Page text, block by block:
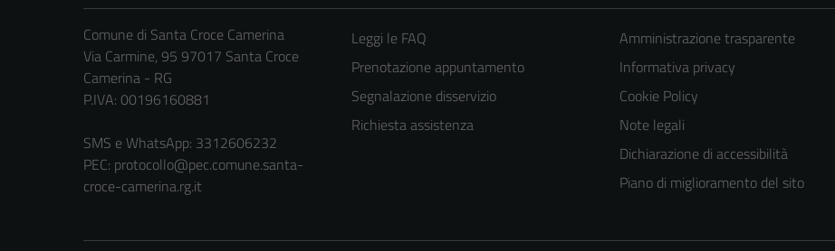
Comune di Santa Croce Camerina
Via Carmine, 95 97017 Santa Croce
Camerina - RG
P.IVA: 00196160881
SMS e WhatsApp: 3312606232
PEC: protocollo@pec.comune.santa-
croce-camerina.rg.it
Leggi le FAQ
Prenotazione appuntamento
Segnalazione disservizio
Richiesta assistenza
Amministrazione trasparente
Informativa privacy
Cookie Policy
Note legali
Dichiarazione di accessibilità
Piano di miglioramento del sito
Tecnici
Questi cookie
sono necessari
funzionamento
possono